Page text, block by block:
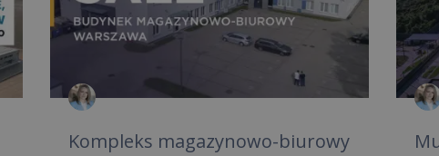
Kompleks magazynowo-biurowy